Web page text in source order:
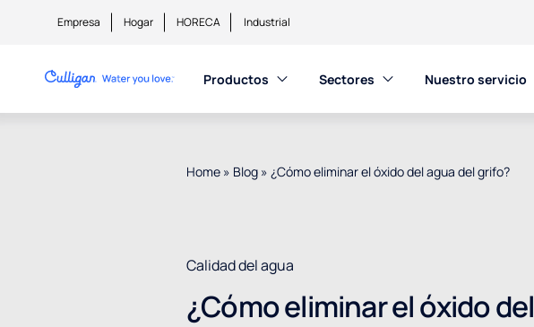
Empresa Hogar HORECA Industrial
Productos Sectores Nuestro servicio
Home » Blog » ¿Cómo eliminar el óxido del agua del grifo?
Calidad del agua
¿Cómo eliminar el óxido del